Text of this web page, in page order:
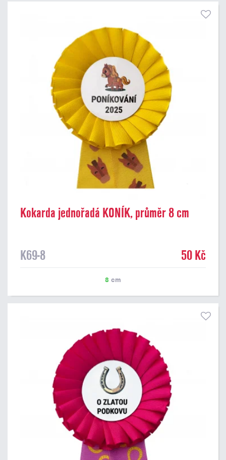
Kokarda jednořadá KONÍK, průměr 8 cm
K69-8 50 Kč
8 cm